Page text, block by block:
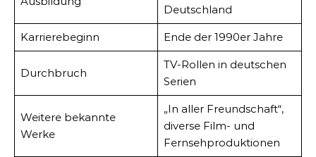
Deutschland
Karrierebeginn Ende der 1990er Jahre
Durchbruch
TV-Rollen in deutschen
Serien
Weitere bekannte
Werke
„In aller Freundschaft“,
diverse Film- und
Fernsehproduktionen